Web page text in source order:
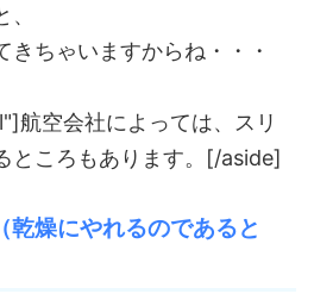
きちゃいますからね・・・
航空会社によっては、スリ
ところもあります。[/aside]
燥にやれるのであると